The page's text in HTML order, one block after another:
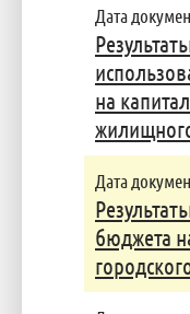
Дата
на
Дата
бюджета